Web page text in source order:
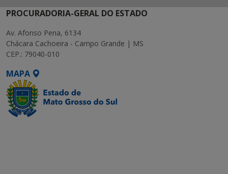
PROCURADORIA-GERAL DO ESTADO
Av. Afonso Pena, 6134
Chácara Cachoeira - Campo Grande | MS
CEP.: 79040-010
MAPA